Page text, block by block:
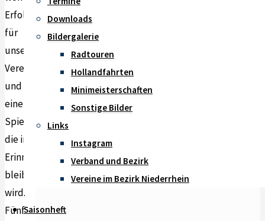
Downloads
Bildergalerie
Radtouren
Hollandfahrten
Minimeisterschaften
Sonstige Bilder
Links
Instagram
Verband und Bezirk
Vereine im Bezirk Niederrhein
Saisonheft
Erfolgreichste
für
unseren
Verein
und
eine
Spielzeit,
die in
Erinnerung
bleiben
wird.
Fünf